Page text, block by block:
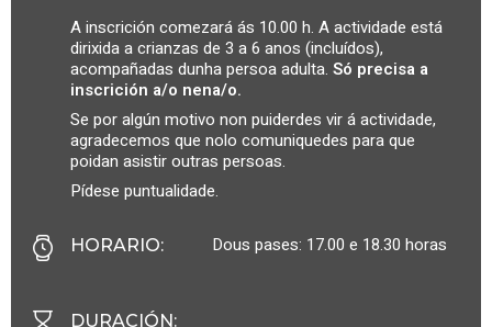
A inscrición comezará ás 10.00 h. A actividade está
dirixida a crianzas de 3 a 6 anos (incluídos),
acompañadas dunha persoa adulta. Só precisa a
inscrición a/o nena/o.
Se por algún motivo non puiderdes vir á actividade,
agradecemos que nolo comuniquedes para que
poidan asistir outras persoas.
Pídese puntualidade.
HORARIO: Dous pases: 17.00 e 18.30 horas
DURACIÓN: